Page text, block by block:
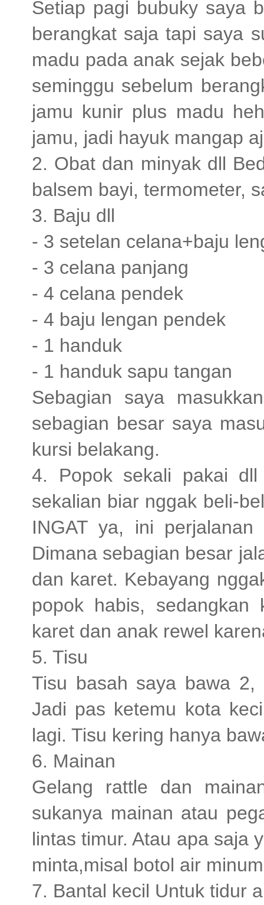
Setiap pagi bubuky saya
berangkat saja tapi saya
madu pada anak sejak
seminggu sebelum
jamu kunir plus madu
jamu, jadi hayuk mangap
2. Obat dan minyak dll
balsem bayi, termometer,
3. Baju dll
- 3 setelan celana+baju
- 3 celana panjang
- 4 celana pendek
- 4 baju lengan pendek
- 1 handuk
- 1 handuk sapu tangan
Sebagian saya
sebagian besar saya
kursi belakang.
4. Popok sekali pakai
sekalian biar nggak beli-
INGAT ya, ini
Dimana sebagian besar
dan karet. Kebayang
popok habis,
karet dan anak rewel
5. Tisu
Tisu basah saya bawa 2,
Jadi pas ketemu kota
lagi. Tisu kering hanya
6. Mainan
Gelang rattle dan
sukanya mainan atau
lintas timur. Atau apa saja
minta,misal botol air
7. Bantal kecil Untuk tidur